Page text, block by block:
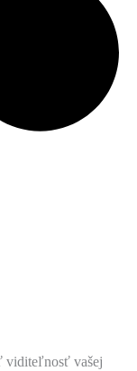
viditeľnosť vašej